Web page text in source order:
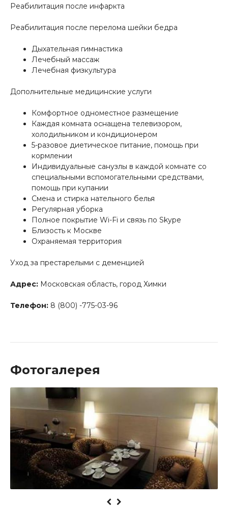
Реабилитация после инфаркта
Реабилитация после перелома шейки бедра
Дыхательная гимнастика
Лечебный массаж
Лечебная физкультура
Дополнительные медицинские услуги
Комфортное одноместное размещение
Каждая комната оснащена телевизором,
холодильником и кондиционером
5-разовое диетическое питание, помощь при
кормлении
Индивидуальные санузлы в каждой комнате со
специальными вспомогательными средствами,
помощь при купании
Смена и стирка нательного белья
Регулярная уборка
Полное покрытие Wi-Fi и связь по Skype
Близость к Москве
Охраняемая территория
Уход за престарелыми с деменцией
Адрес: Московская область, город Химки
Телефон: 8 (800) -775-03-96
Фотогалерея